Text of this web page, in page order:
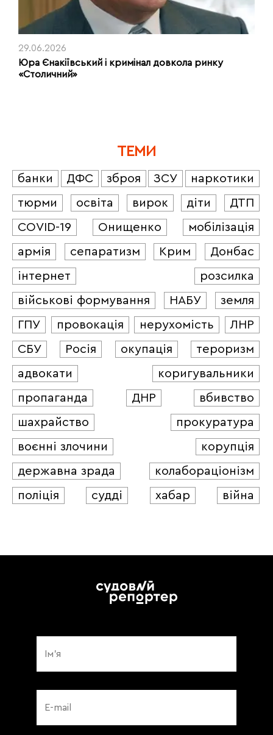
29.06.2026
Юра Єнакіївський і кримінал довкола ринку
«Столичний»
ТЕМИ
банки ДФС зброя ЗСУ
наркотики
тюрми
освіта вирок діти
ДТП
COVID-19
Онищенко
мобілізація
армія
сепаратизм Крим
Донбас
інтернет
розсилка
військові формування
НАБУ
земля
ГПУ
провокація нерухомість
ЛНР
СБУ
Росія окупація
тероризм
адвокати
коригувальники
пропаганда
ДНР
вбивство
шахрайство
прокуратура
воєнні злочини
корупція
державна зрада
колабораціонізм
поліція
судді хабар війна